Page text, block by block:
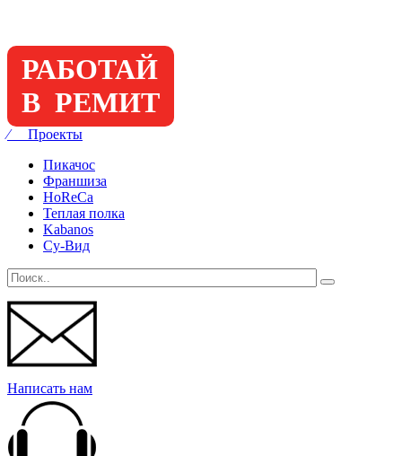
РАБОТАЙ
В РЕМИТ
⁄ Проекты
Пикачос
Франшиза
HoReCa
Теплая полка
Kabanos
Су-Вид
Написать нам